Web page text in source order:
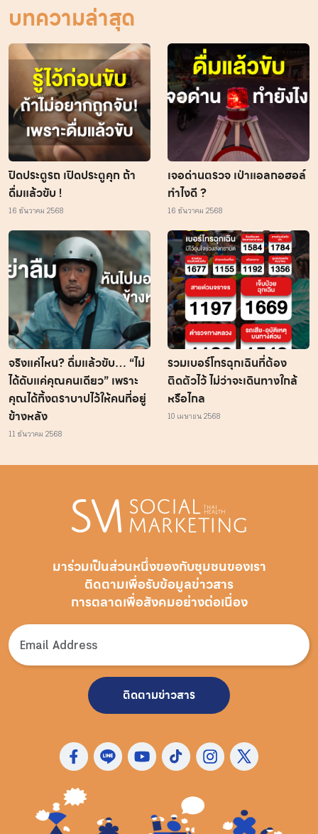
บทความล่าสุด
ปิดประตูรถ เปิดประตูคุก ถ้า
ดื่มแล้วขับ !
16 ธันวาคม 2568
เจอด่านตรวจ เป่าแอลกอฮอล์
ทำไงดี ?
16 ธันวาคม 2568
จริงแค่ไหน? ดื่มแล้วขับ… “ไม่
ได้ดับแค่คุณคนเดียว” เพราะ
คุณได้ทิ้งตราบาปไว้ให้คนที่อยู่
ข้างหลัง
11 ธันวาคม 2568
รวมเบอร์โทรฉุกเฉินที่ต้อง
ติดตัวไว้ ไม่ว่าจะเดินทางใกล้
หรือไกล
10 เมษายน 2568
มาร่วมเป็นส่วนหนึ่งของกับชุมชนของเรา
ติดตามเพื่อรับข้อมูลข่าวสาร
การตลาดเพื่อสังคมอย่างต่อเนื่อง
ติดตามข่าวสาร